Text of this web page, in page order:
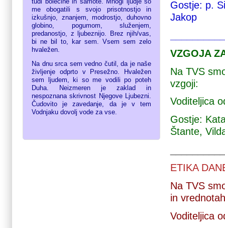
Gostje: p.
Jakop
VZGOJA
Na TVS
vzgoji:
Voditeljica
Gostje:
Štante,
ETIKA
Na TVS
in
Voditeljica
me obogatili s svojo prisotnostjo in
izkušnjo, znanjem, modrostjo, duhovno
globino, pogumom, služenjem,
predanostjo, z ljubeznijo. Brez njih/vas,
bi ne bil to, kar sem. Vsem sem zelo
hvaležen.
Na dnu srca sem vedno čutil, da je naše
življenje odprto v Presežno. Hvaležen
sem ljudem, ki so me vodili po poteh
Duha. Neizmeren je zaklad in
nespoznana skrivnost Njegove Ljubezni.
Čudovito je zavedanje, da je v tem
Vodnjaku dovolj vode za vse.